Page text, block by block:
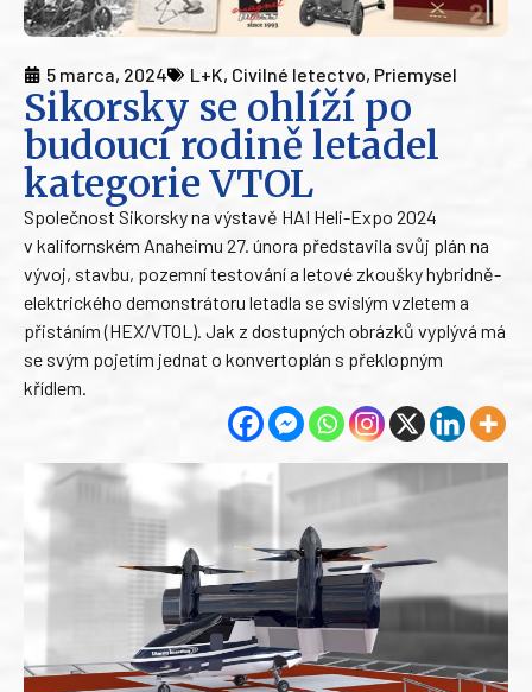
5 marca, 2024 L+K, Civilné letectvo, Priemysel
Sikorsky se ohlíží po
budoucí rodině letadel
kategorie VTOL
Společnost Sikorsky na výstavě HAI Heli-Expo 2024
v kalifornském Anaheimu 27. února představila svůj plán na
vývoj, stavbu, pozemní testování a letové zkoušky hybridně-
elektrického demonstrátoru letadla se svislým vzletem a
přistáním (HEX/VTOL). Jak z dostupných obrázků vyplývá má
se svým pojetím jednat o konvertoplán s překlopným
křídlem.